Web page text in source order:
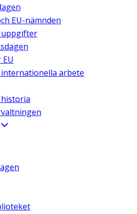
EU-nämnden
uppgifter
internationella arbete
historia